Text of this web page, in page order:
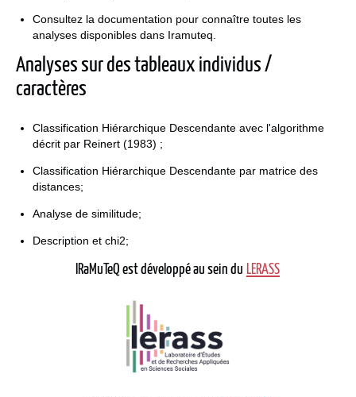
Consultez la documentation pour connaître toutes les
analyses disponibles dans Iramuteq.
Analyses sur des tableaux individus /
caractères
Classification Hiérarchique Descendante avec l'algorithme
décrit par Reinert (1983) ;
Classification Hiérarchique Descendante par matrice des
distances;
Analyse de similitude;
Description et chi2;
IRaMuTeQ est développé au sein du LERASS